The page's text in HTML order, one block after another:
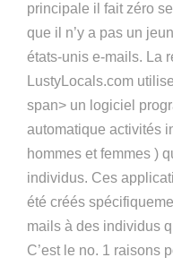
principale il fait zéro
que il n’y a pas un
états-unis e-mails. La
LustyLocals.com
span> un logiciel
automatique activités
hommes et femmes )
individus. Ces
été créés
mails à des individus
C’est le no. 1 raisons